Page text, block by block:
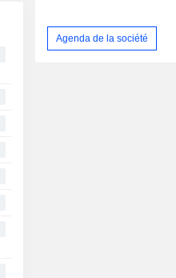
Agenda de la société